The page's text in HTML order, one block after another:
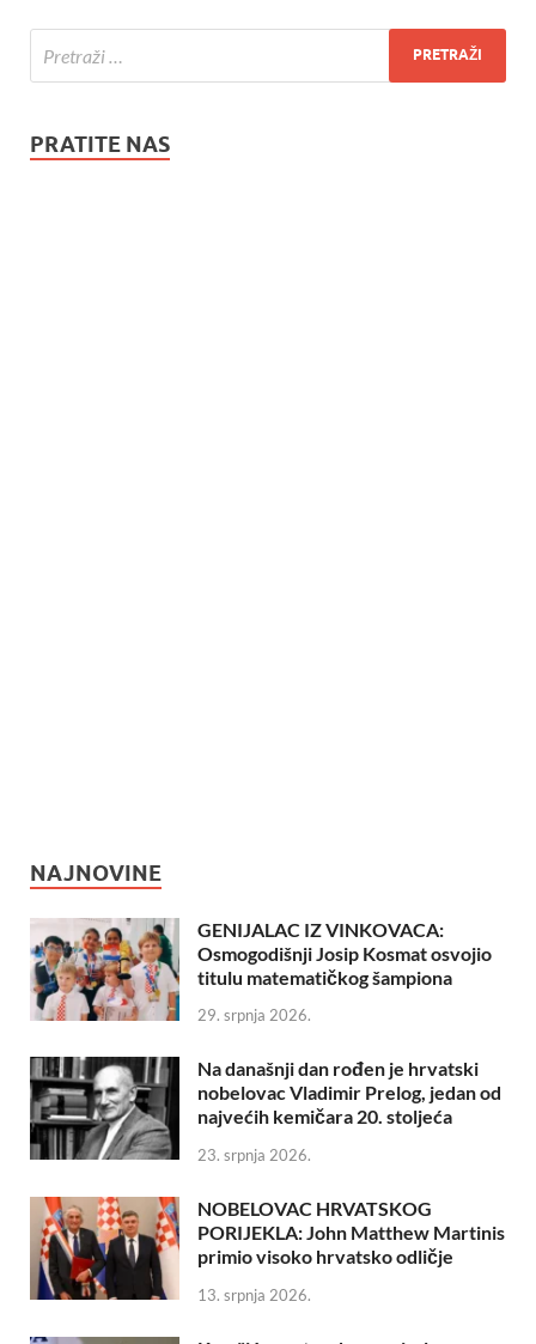
PRATITE NAS
NAJNOVINE
GENIJALAC IZ VINKOVACA:
Osmogodišnji Josip Kosmat osvojio
titulu matematičkog šampiona
29. srpnja 2026.
Na današnji dan rođen je hrvatski
nobelovac Vladimir Prelog, jedan od
najvećih kemičara 20. stoljeća
23. srpnja 2026.
NOBELOVAC HRVATSKOG
PORIJEKLA: John Matthew Martinis
primio visoko hrvatsko odličje
13. srpnja 2026.